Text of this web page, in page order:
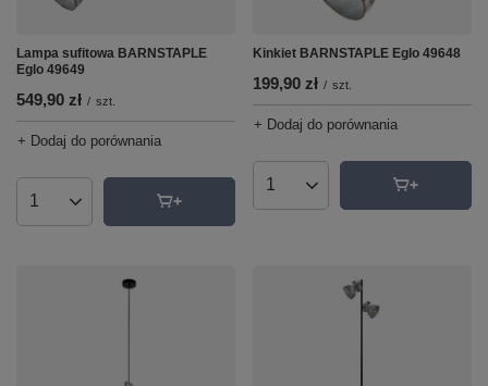
Lampa sufitowa BARNSTAPLE
Eglo 49649
549,90 zł / szt.
+ Dodaj do porównania
Ilość produktów
Kinkiet BARNSTAPLE Eglo 49648
199,90 zł / szt.
+ Dodaj do porównania
Ilość produktów